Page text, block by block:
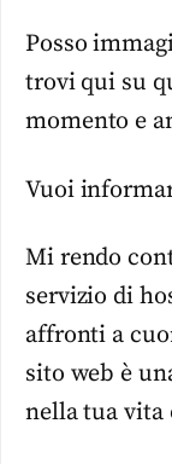
Posso
trovi qui su
momento e
Vuoi
Mi rendo
servizio di
affronti a
sito web è
nella tua vita